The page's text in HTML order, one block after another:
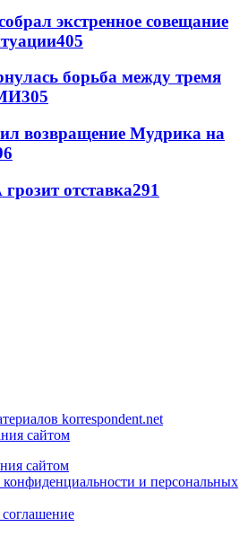
экстренное совещание
405
борьба между тремя
305
возвращение Мудрика на
отставка291
korrespondent.net
сайтом
сайтом
и персональных
соглашение